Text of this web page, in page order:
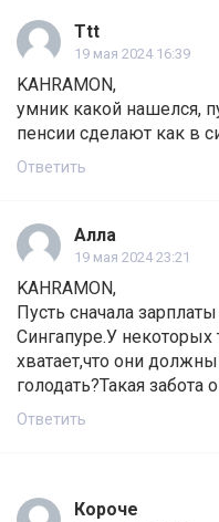
Ttt
19 мая 2024 16:39
KAHRAMON,
умник какой нашелся,
пенсии сделают как в
Ответить
Алла
19 мая 2024 23:21
KAHRAMON,
Пусть сначала
Сингапуре.У некоторых
хватает,что они
голодать?Такая забота
Ответить
Короче